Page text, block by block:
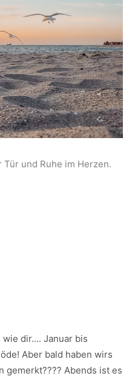
und Ruhe im Herzen.
wie dir…. Januar bis
Aber bald haben wirs
gemerkt???? Abends ist es